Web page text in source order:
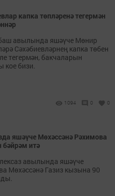
капка төпләренә тегермән
авылында яшәүче Мөнир
Сәхәбиевләрнең капка төбен
тегермән, бакчаларын
кое бизи.
1094 0 0
яшәүче Мөхәссәнә Рәхимова
бәйрәм итә
авылында яшәүче
Мөхәссәнә Газиз кызына 90